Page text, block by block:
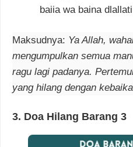
baiia wa baina
Maksudnya: Ya Allah,
mengumpulkan semua
ragu lagi padanya.
yang hilang dengan
3. Doa Hilang Barang 3